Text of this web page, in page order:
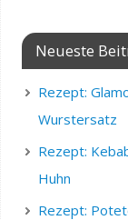
Neueste
Rezept:
Wurstersatz
Rezept:
Huhn
Rezept: